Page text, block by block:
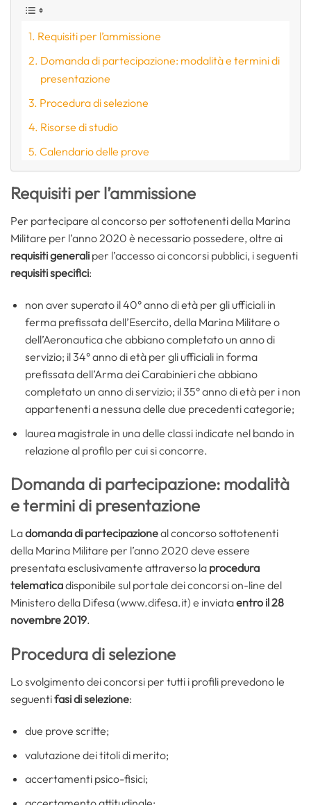
Requisiti per l’ammissione
Domanda di partecipazione: modalità e termini di
presentazione
Procedura di selezione
Risorse di studio
Calendario delle prove
Requisiti per l’ammissione
Per partecipare al concorso per sottotenenti della Marina
Militare per l’anno 2020 è necessario possedere, oltre ai
requisiti generali per l’accesso ai concorsi pubblici, i seguenti
requisiti specifici:
non aver superato il 40° anno di età per gli ufficiali in
ferma prefissata dell’Esercito, della Marina Militare o
dell’Aeronautica che abbiano completato un anno di
servizio; il 34° anno di età per gli ufficiali in forma
prefissata dell’Arma dei Carabinieri che abbiano
completato un anno di servizio; il 35° anno di età per i non
appartenenti a nessuna delle due precedenti categorie;
laurea magistrale in una delle classi indicate nel bando in
relazione al profilo per cui si concorre.
Domanda di partecipazione: modalità
e termini di presentazione
Ladomanda di partecipazioneal concorso sottotenenti
della Marina Militare per l’anno 2020 deve essere
presentata esclusivamente attraverso la procedura
telematicadisponibile sul portale dei concorsi on-line del
Ministero della Difesa (www.difesa.it) e inviataentro il 28
novembre 2019.
Procedura di selezione
Lo svolgimento dei concorsi per tutti i profili prevedono le
seguentifasi di selezione:
due prove scritte;
valutazione dei titoli di merito;
accertamenti psico-fisici;